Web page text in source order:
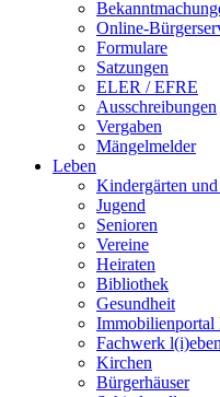
Online-
Formulare
Satzungen
ELER / EFRE
Ausschreibungen
Vergaben
Mängelmelder
Leben
Kindergärten
Jugend
Senioren
Vereine
Heiraten
Bibliothek
Gesundheit
Immobilienportal
Fachwerk l(i)eben
Kirchen
Bürgerhäuser